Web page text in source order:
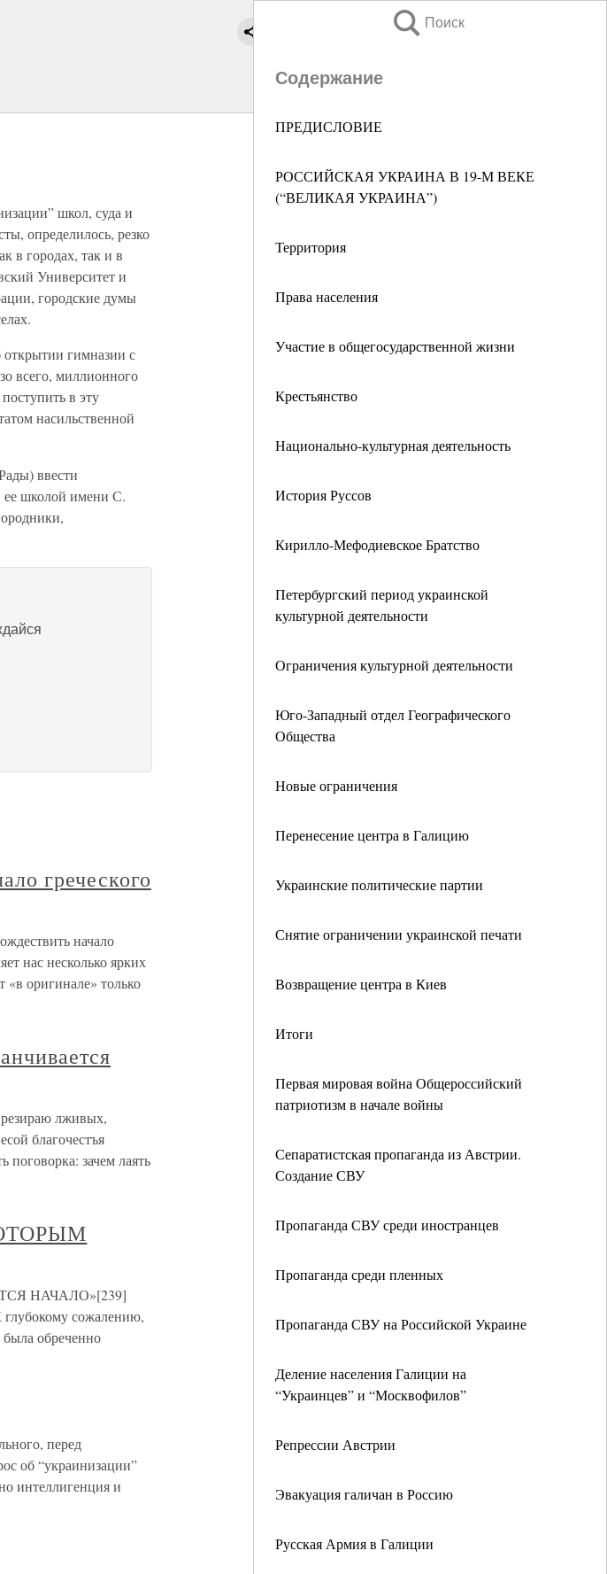
Поиск
Содержание
ПРЕДИСЛОВИЕ
РОССИЙСКАЯ УКРАИНА В 19-М ВЕКЕ
(“ВЕЛИКАЯ УКРАИНА”)
Территория
Права населения
Участие в общегосударственной жизни
Крестьянство
Национально-культурная деятельность
История Руссов
Кирилло-Мефодиевское Братство
Петербургский период украинской
культурной деятельности
Ограничения культурной деятельности
Юго-Западный отдел Географического
Общества
Новые ограничения
Перенесение центра в Галицию
Украинские политические партии
Снятие ограничении украинской печати
Возвращение центра в Киев
Итоги
Первая мировая война Общероссийский
патриотизм в начале войны
Сепаратистская пропаганда из Австрии.
Создание СВУ
Пропаганда СВУ среди иностранцев
Пропаганда среди пленных
Пропаганда СВУ на Российской Украине
Деление населения Галиции на
“Украинцев” и “Москвофилов”
Репрессии Австрии
Эвакуация галичан в Россию
Русская Армия в Галиции
школ, суда и
определилось, резко
в городах, так и в
Университет и
городские думы
гимназии с
всего, миллионного
в эту
насильственной
ввести
ее школой имени С.
греческого
начало
нас несколько ярких
оригинале» только
лживых,
благочестъя
зачем лаять
НАЧАЛО»[239]
сожалению,
обреченно
перед
об “украинизации”
интеллигенция и